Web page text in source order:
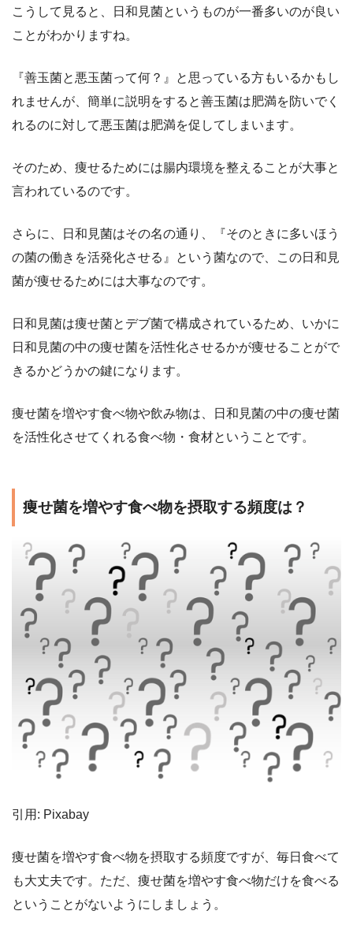
こうして見ると、日和見菌というものが一番多いのが良い
ことがわかりますね。
『善玉菌と悪玉菌って何？』と思っている方もいるかもし
れませんが、簡単に説明をすると善玉菌は肥満を防いでく
れるのに対して悪玉菌は肥満を促してしまいます。
そのため、痩せるためには腸内環境を整えることが大事と
言われているのです。
さらに、日和見菌はその名の通り、『そのときに多いほう
の菌の働きを活発化させる』という菌なので、この日和見
菌が痩せるためには大事なのです。
日和見菌は痩せ菌とデブ菌で構成されているため、いかに
日和見菌の中の痩せ菌を活性化させるかが痩せることがで
きるかどうかの鍵になります。
痩せ菌を増やす食べ物や飲み物は、日和見菌の中の痩せ菌
を活性化させてくれる食べ物・食材ということです。
痩せ菌を増やす食べ物を摂取する頻度は？
引用: Pixabay
痩せ菌を増やす食べ物を摂取する頻度ですが、毎日食べて
も大丈夫です。ただ、痩せ菌を増やす食べ物だけを食べる
ということがないようにしましょう。